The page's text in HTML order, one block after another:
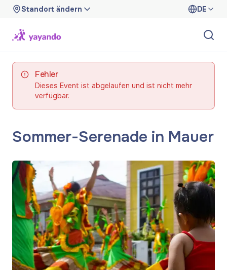
Standort ändern DE
Fehler
Dieses Event ist abgelaufen und ist nicht mehr
verfügbar.
Sommer-Serenade in Mauer